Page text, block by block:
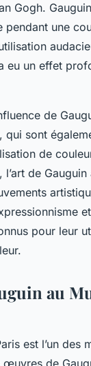
Gogh.
pendant une
eu un effet
de
sont
de
de
pour leur
au
est l’un des